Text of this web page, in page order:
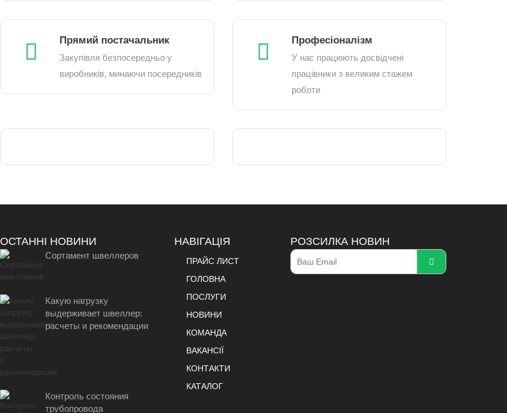
Прямий постачальник
Закупівля безпосередньо у
виробників, минаючи посередників
Професіоналізм
У нас працюють досвідчені
працівники з великим стажем
роботи
ОСТАННІ НОВИНИ
Сортамент швеллеров
Какую нагрузку
выдерживает швеллер:
расчеты и рекомендации
Контроль состояния
трубопровода
НАВІГАЦІЯ
ПРАЙС ЛИСТ
ГОЛОВНА
ПОСЛУГИ
НОВИНИ
КОМАНДА
ВАКАНСІЇ
КОНТАКТИ
КАТАЛОГ
РОЗСИЛКА НОВИН